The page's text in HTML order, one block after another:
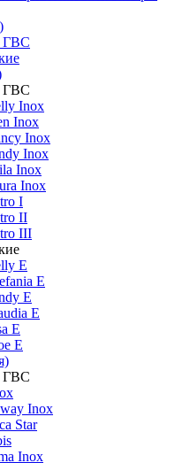
ГВС
ГВС
Inox
Inox
Inox
Inox
Inox
Inox
I
II
III
E
E
E
E
E
E
ГВС
Inox
Star
Inox